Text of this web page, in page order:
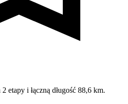
etapy i łączną długość 88,6 km.